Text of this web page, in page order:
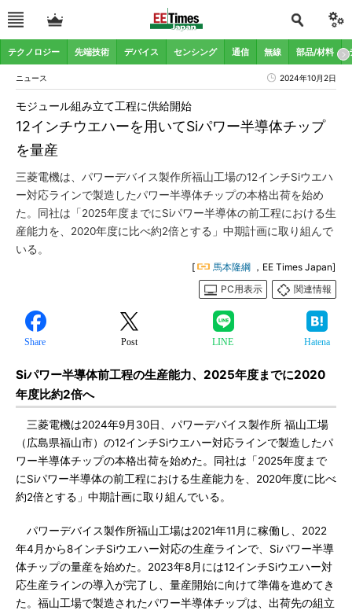
テクノロジー 先端技術 デバイス センシング 通信 無線 部品/材料
ニュース 2024年10月2日
12インチウエハーを用いてSiパワー半導体チップ
を量産
モジュール組み立て工程に供給開始
三菱電機は、パワーデバイス製作所福山工場の12インチSiウエハ
ー対応ラインで製造したパワー半導体チップの本格出荷を始め
た。同社は「2025年度までにSiパワー半導体の前工程における生
産能力を、2020年度に比べ約2倍とする」中期計画に取り組んで
いる。
[ 馬本隆綱 ，EE Times Japan]
PC用表示
関連情報
Share Post LINE Hatena
Siパワー半導体前工程の生産能力、2025年度までに2020
年度比約2倍へ
三菱電機は2024年9月30日、パワーデバイス製作所 福山工場
（広島県福山市）の12インチSiウエハー対応ラインで製造したパ
ワー半導体チップの本格出荷を始めた。同社は「2025年度まで
にSiパワー半導体の前工程における生産能力を、2020年度に比べ
約2倍とする」中期計画に取り組んでいる。
パワーデバイス製作所福山工場は2021年11月に稼働し、2022
年4月から8インチSiウエハー対応の生産ラインで、Siパワー半導
体チップの量産を始めた。2023年8月には12インチSiウエハー対
応生産ラインの導入が完了し、量産開始に向けて準備を進めてき
た。福山工場で製造されたパワー半導体チップは、出荷先の組立